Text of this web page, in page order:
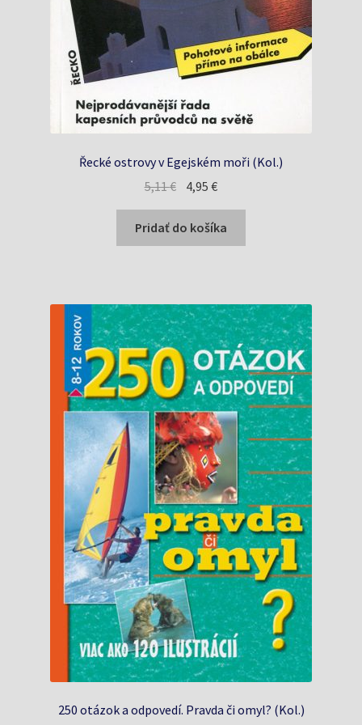
Řecké ostrovy v Egejském moři (Kol.)
5,11€ Pôvodná
cena
bola:
5,11 €.
4,95€Aktuálna
cena
je:
4,95 €.
Pridať do košíka
250 otázok a odpovedí. Pravda či omyl? (Kol.)